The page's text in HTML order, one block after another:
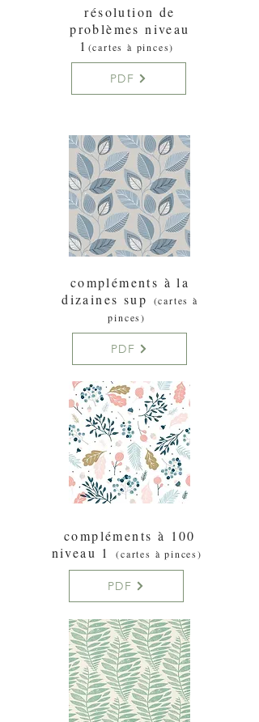
résolution de
problèmes niveau
1 (cartes à pinces)
PDF
compléments à la
dizaines sup
(cartes à
pinces)
PDF
compléments à 100
niveau 1(cartes à pinces)
PDF